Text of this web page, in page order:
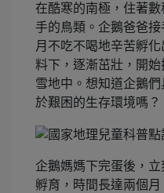
在酷寒的南極，住著
手的鳥類。企鵝爸爸
月不吃不喝地辛苦孵
料下，逐漸茁壯，開
雪地中。想知道企鵝
於艱困的生存環境嗎？
企鵝媽媽下完蛋後，
孵育，時間長達兩個